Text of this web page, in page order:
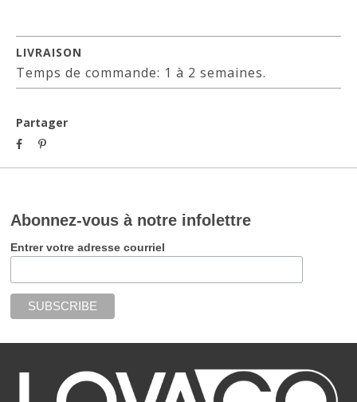
LIVRAISON
Temps de commande: 1 à 2 semaines.
Partager
Abonnez-vous à notre infolettre
Entrer votre adresse courriel